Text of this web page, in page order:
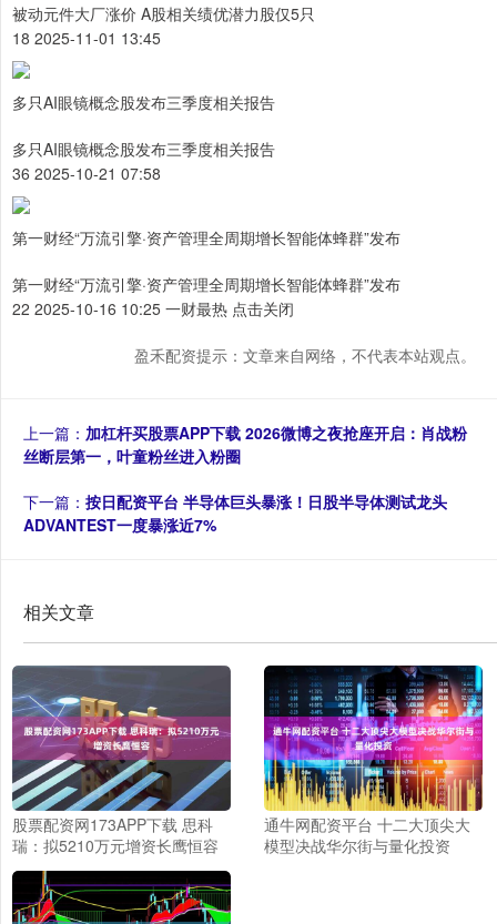
被动元件大厂涨价 A股相关绩优潜力股仅5只
18 2025-11-01 13:45
多只AI眼镜概念股发布三季度相关报告
多只AI眼镜概念股发布三季度相关报告
36 2025-10-21 07:58
第一财经“万流引擎·资产管理全周期增长智能体蜂群”发布
第一财经“万流引擎·资产管理全周期增长智能体蜂群”发布
22 2025-10-16 10:25 一财最热 点击关闭
盈禾配资提示：文章来自网络，不代表本站观点。
上一篇： 加杠杆买股票APP下载 2026微博之夜抢座开启：肖战粉
丝断层第一，叶童粉丝进入粉圈
下一篇： 按日配资平台 半导体巨头暴涨！日股半导体测试龙头
ADVANTEST一度暴涨近7%
相关文章
股票配资网173APP下载 思科
瑞：拟5210万元增资长鹰恒容
通牛网配资平台 十二大顶尖大
模型决战华尔街与量化投资